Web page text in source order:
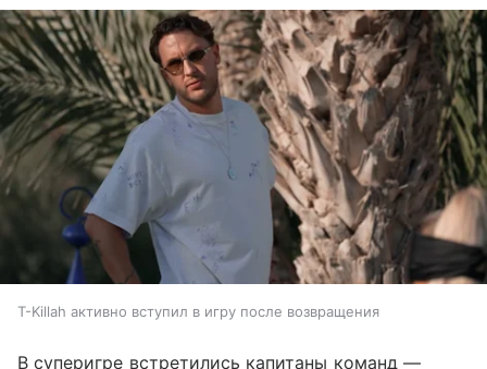
T-Killah активно вступил в игру после возвращения
В суперигре встретились капитаны команд —